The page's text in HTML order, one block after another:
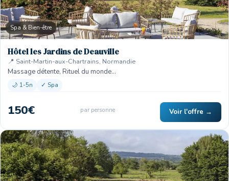
Spa & Bien-être
Hôtel les Jardins de Deauville
📍 Saint-Martin-aux-Chartrains, Normandie
Massage détente, Rituel du monde…
🌙 1-5n ✓ Spa
150€ par personne Voir l'offre →